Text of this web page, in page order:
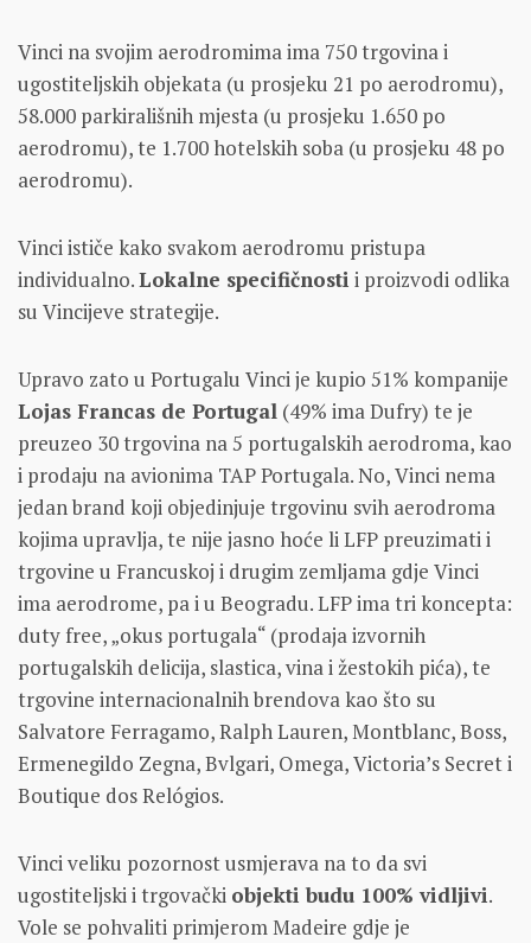
Vinci na svojim aerodromima ima 750 trgovina i
ugostiteljskih objekata (u prosjeku 21 po aerodromu),
58.000 parkirališnih mjesta (u prosjeku 1.650 po
aerodromu), te 1.700 hotelskih soba (u prosjeku 48 po
aerodromu).
Vinci ističe kako svakom aerodromu pristupa
individualno.Lokalne specifičnosti i proizvodi odlika
su Vincijeve strategije.
Upravo zato u Portugalu Vinci je kupio 51% kompanije
Lojas Francas de Portugal (49% ima Dufry) te je
preuzeo 30 trgovina na 5 portugalskih aerodroma, kao
i prodaju na avionima TAP Portugala. No, Vinci nema
jedan brand koji objedinjuje trgovinu svih aerodroma
kojima upravlja, te nije jasno hoće li LFP preuzimati i
trgovine u Francuskoj i drugim zemljama gdje Vinci
ima aerodrome, pa i u Beogradu. LFP ima tri koncepta:
duty free, „okus portugala“ (prodaja izvornih
portugalskih delicija, slastica, vina i žestokih pića), te
trgovine internacionalnih brendova kao što su
Salvatore Ferragamo, Ralph Lauren, Montblanc, Boss,
Ermenegildo Zegna, Bvlgari, Omega, Victoria’s Secret i
Boutique dos Relógios.
Vinci veliku pozornost usmjerava na to da svi
ugostiteljski i trgovački objekti budu 100% vidljivi.
Vole se pohvaliti primjerom Madeire gdje je